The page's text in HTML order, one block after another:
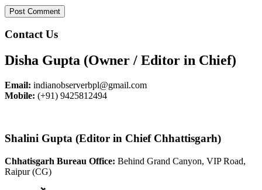
Contact Us
Disha Gupta (Owner / Editor in Chief)
Email: indianobserverbpl@gmail.com
Mobile: (+91) 9425812494
Shalini Gupta (Editor in Chief Chhattisgarh)
Chhatisgarh Bureau Office: Behind Grand Canyon, VIP Road,
Raipur (CG)